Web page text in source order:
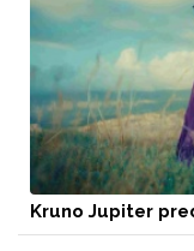
Kruno Jupiter